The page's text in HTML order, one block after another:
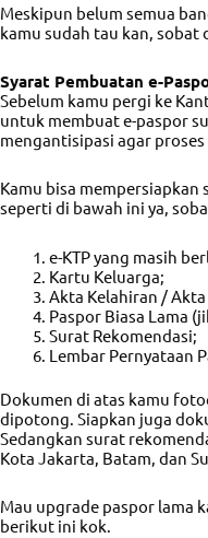
Meskipun belum semua
kamu sudah tau kan, sobat
Syarat Pembuatan e-
Sebelum kamu pergi ke
untuk membuat e-paspor
mengantisipasi agar
Kamu bisa
seperti di bawah ini ya,
e-KTP yang masih
Kartu Keluarga;
Akta Kelahiran /
Paspor Biasa Lama
Surat Rekomendasi;
Lembar Pernyataan
Dokumen di atas kamu
dipotong. Siapkan juga
Sedangkan surat
Kota Jakarta, Batam, dan
Mau upgrade paspor lama
berikut ini kok.